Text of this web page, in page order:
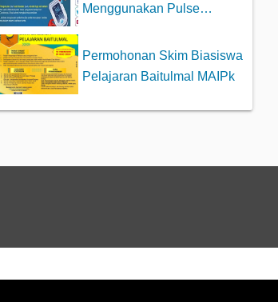
Menggunakan Pulse
Permohonan Skim Biasiswa
Pelajaran Baitulmal MAIPk